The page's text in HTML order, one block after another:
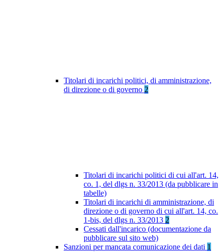
Titolari di incarichi politici, di amministrazione,
di direzione o di governo 2
Titolari di incarichi politici di cui all'art. 14,
co. 1, del dlgs n. 33/2013 (da pubblicare in
tabelle)
Titolari di incarichi di amministrazione, di
direzione o di governo di cui all'art. 14, co.
1-bis, del dlgs n. 33/2013 2
Cessati dall'incarico (documentazione da
pubblicare sul sito web)
Sanzioni per mancata comunicazione dei dati 1